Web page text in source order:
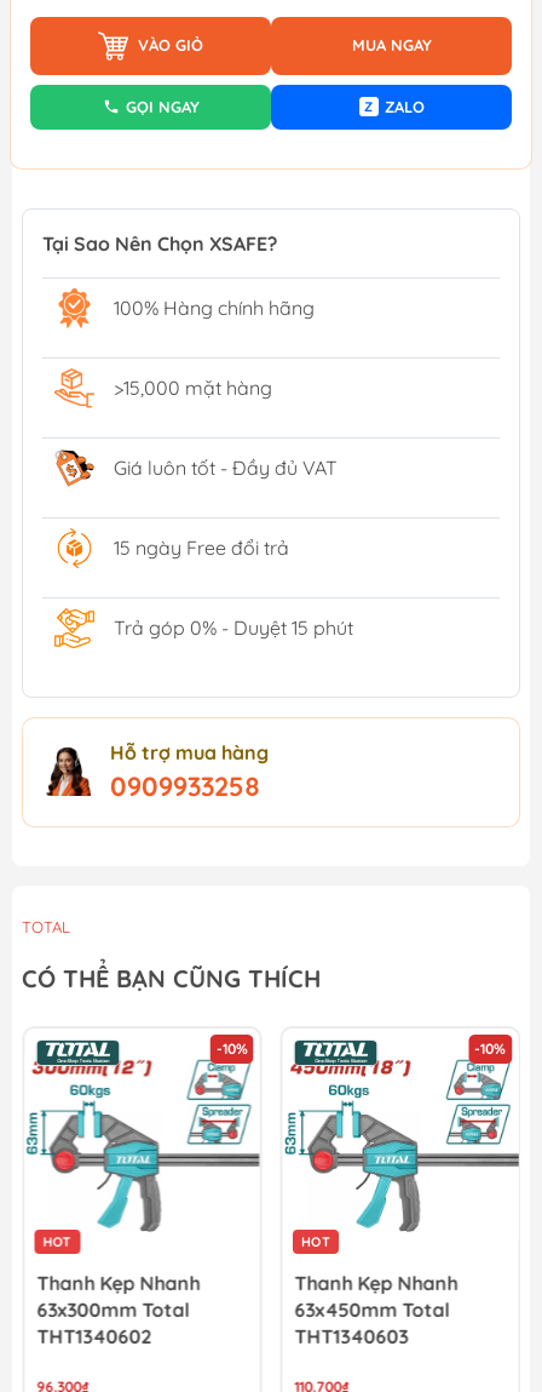
VÀO GIỎ MUA NGAY
GỌI NGAY Z ZALO
Tại Sao Nên Chọn XSAFE?
100% Hàng chính hãng
>15,000 mặt hàng
Giá luôn tốt - Đầy đủ VAT
15 ngày Free đổi trả
Trả góp 0% - Duyệt 15 phút
Hỗ trợ mua hàng
0909933258
TOTAL
CÓ THỂ BẠN CŨNG THÍCH
-10%
HOT
Thanh Kẹp Nhanh
63x300mm Total
THT1340602
96.300₫
-10%
HOT
Thanh Kẹp Nhanh
63x450mm Total
THT1340603
110.700₫